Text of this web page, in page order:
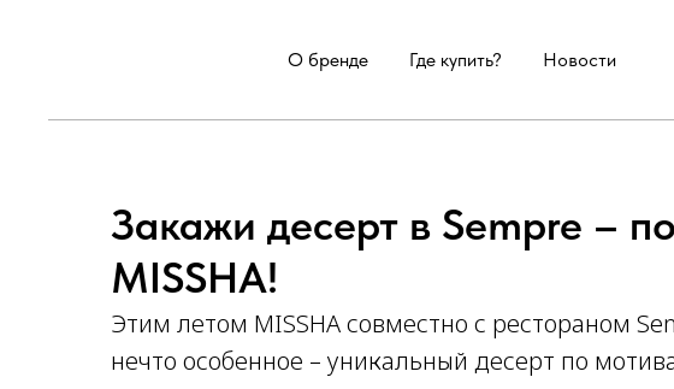
О бренде Где купить? Новости
Закажи десерт в Sempre –
MISSHA!
Этим летом MISSHA совместно с рестораном
нечто особенное – уникальный десерт по